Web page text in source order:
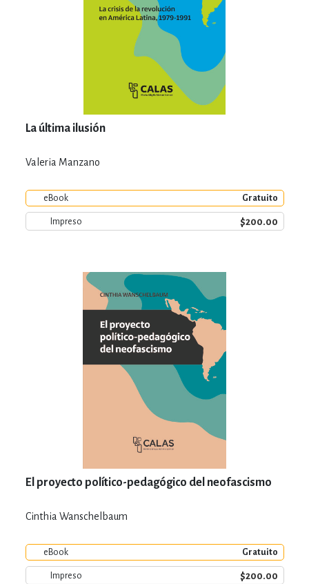
La última ilusión
Valeria Manzano
eBook Gratuito
Impreso $200.00
El proyecto político-pedagógico del neofascismo
Cinthia Wanschelbaum
eBook Gratuito
Impreso $200.00